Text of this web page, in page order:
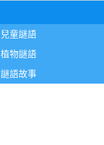
兒童謎語
植物謎語
謎語故事